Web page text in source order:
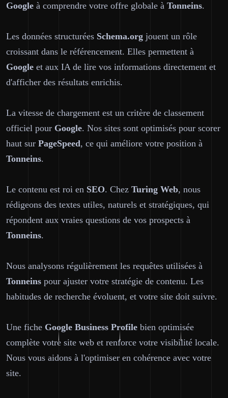
Google à comprendre votre offre globale à Tonneins.
Les données structurées Schema.org jouent un rôle
croissant dans le référencement. Elles permettent à
Google et aux IA de lire vos informations directement et
d'afficher des résultats enrichis.
La vitesse de chargement est un critère de classement
officiel pour Google. Nos sites sont optimisés pour scorer
haut sur PageSpeed, ce qui améliore votre position à
Tonneins.
Le contenu est roi en SEO. Chez Turing Web, nous
rédigeons des textes utiles, naturels et stratégiques, qui
répondent aux vraies questions de vos prospects à
Tonneins.
Nous analysons régulièrement les requêtes utilisées à
Tonneins pour ajuster votre stratégie de contenu. Les
habitudes de recherche évoluent, et votre site doit suivre.
Une fiche Google Business Profile bien optimisée
complète votre site web et renforce votre visibilité locale.
Nous vous aidons à l'optimiser en cohérence avec votre
site.